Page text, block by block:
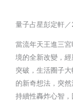
量子占星彭定軒
當流年天王進三
境的全新改變，
突破，生活圈子
的新奇想法，突
持續性轟炸心智，